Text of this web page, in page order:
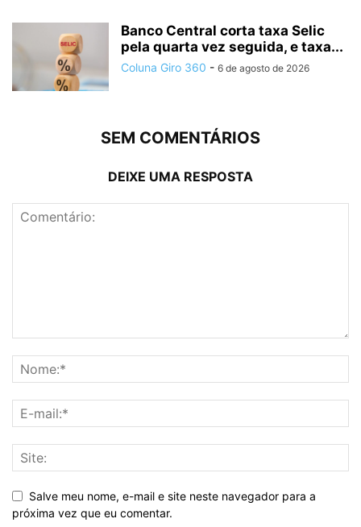
Banco Central corta taxa Selic
pela quarta vez seguida, e taxa...
Coluna Giro 360 - 6 de agosto de 2026
SEM COMENTÁRIOS
DEIXE UMA RESPOSTA
Salve meu nome, e-mail e site neste navegador para a
próxima vez que eu comentar.